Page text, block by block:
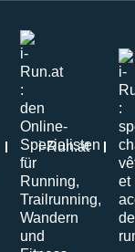
i-Run.at